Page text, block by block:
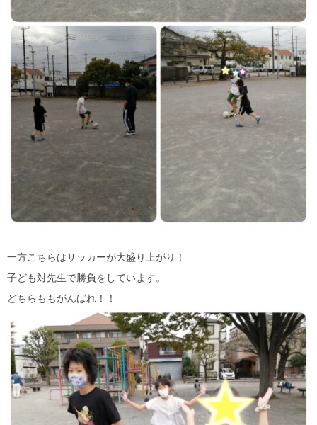
一方こちらはサッカーが大盛り上がり！
子ども対先生で勝負をしています。
どちらももがんばれ！！